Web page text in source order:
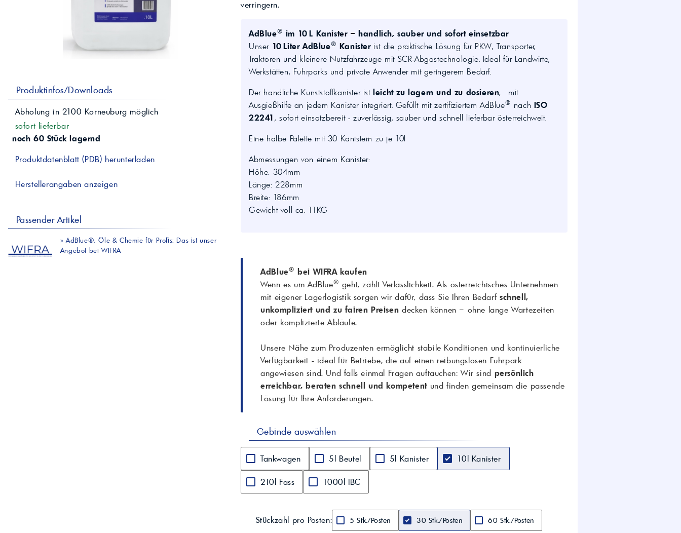
Lebensmittelverträgliche
Prozessöle
Produkt anfragen Kontaktieren Sie uns!
professionelle Anwendungen.
Industriepigmente für
Farbmittel für Wasch- &
Pigmentlösungen für Bauchemie &
Kostenloser Maschinen-
Ölcheck
Produkt anfragen Kontaktieren Sie uns!
Produktinfos/Downloads
Abholung in 2100 Korneuburg möglich
sofort lieferbar
noch 60 Stück lagernd
Produktdatenblatt (PDB) herunterladen
Herstellerangaben anzeigen
Passender Artikel
» AdBlue®, Öle & Chemie für Profis: Das ist unser
Angebot bei WIFRA
verringern.
AdBlue® im 10 L Kanister – handlich, sauber und sofort einsetzbar
Unser 10 Liter AdBlue® Kanisterist die praktische Lösung für PKW, Transporter,
Traktoren und kleinere Nutzfahrzeuge mit SCR-Abgastechnologie. Ideal für Landwirte,
Werkstätten, Fuhrparks und private Anwender mit geringerem Bedarf.
Der handliche Kunststoffkanister ist leicht zu lagern und zu dosieren, mit
Ausgießhilfe an jedem Kanister integriert. Gefüllt mit zertifiziertem AdBlue® nach ISO
22241 , sofort einsatzbereit - zuverlässig, sauber und schnell lieferbar österreichweit.
Eine halbe Palette mit 30 Kanistern zu je 10l
Abmessungen von einem Kanister:
Höhe: 304mm
Länge: 228mm
Breite: 186mm
Gewicht voll ca. 11KG
AdBlue®
bei WIFRA kaufen
Wenn es um AdBlue® geht, zählt Verlässlichkeit. Als österreichisches Unternehmen
mit eigener Lagerlogistik sorgen wir dafür, dass Sie Ihren Bedarf schnell,
unkompliziert und zu fairen Preisen decken können – ohne lange Wartezeiten
oder komplizierte Abläufe.
Unsere Nähe zum Produzenten ermöglicht stabile Konditionen und kontinuierliche
Verfügbarkeit - ideal für Betriebe, die auf einen reibungslosen Fuhrpark
angewiesen sind. Und falls einmal Fragen auftauchen: Wir sind persönlich
erreichbar, beraten schnell und kompetentund finden gemeinsam die passende
Lösung für Ihre Anforderungen.
Gebinde auswählen
Tankwagen 5l Beutel 5l Kanister 10l Kanister
210l Fass 1000l IBC
Stückzahl pro Posten: 5 Stk./Posten 30 Stk./Posten 60 Stk./Posten